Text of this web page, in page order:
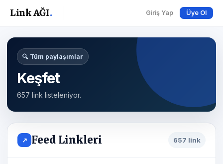
Link AĞI. Giriş Yap Üye Ol
🔍 Tüm paylaşımlar
Keşfet
657 link listeleniyor.
↗ Feed Linkleri 657 link